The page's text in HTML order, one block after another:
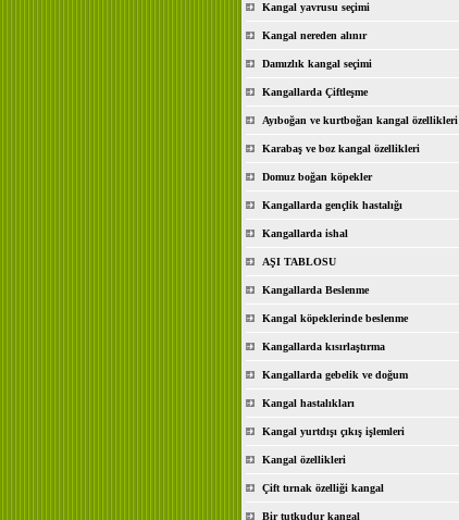
Kangal yavrusu seçimi
Kangal nereden alınır
Damızlık kangal seçimi
Kangallarda Çiftleşme
Ayıboğan ve kurtboğan kangal özellikleri
Karabaş ve boz kangal özellikleri
Domuz boğan köpekler
Kangallarda gençlik hastalığı
Kangallarda ishal
AŞI TABLOSU
Kangallarda Beslenme
Kangal köpeklerinde beslenme
Kangallarda kısırlaştırma
Kangallarda gebelik ve doğum
Kangal hastalıkları
Kangal yurtdışı çıkış işlemleri
Kangal özellikleri
Çift tırnak özelliği kangal
Bir tutkudur kangal